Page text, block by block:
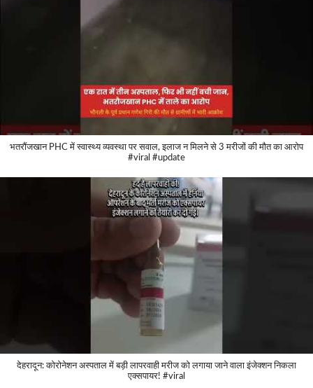
भतरौंजखान PHC में स्वास्थ्य व्यवस्था पर सवाल, इलाज न मिलने से 3 मरीजों की मौत का आरोप
#viral #update
देहरादून: कोरोनेशन अस्पताल में बड़ी लापरवाही मरीज को लगाया जाने वाला इंजेक्शन निकला
एक्सपायर! #viral